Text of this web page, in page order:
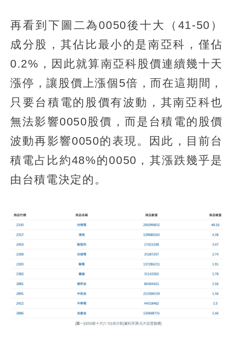
再看到下圖二為0050後十大（41-50）
成分股，其佔比最小的是南亞科，僅佔
0.2%，因此就算南亞科股價連續幾十天
漲停，讓股價上漲個5倍，而在這期間，
只要台積電的股價有波動，其南亞科也
無法影響0050股價，而是台積電的股價
波動再影響0050的表現。因此，目前台
積電占比約48%的0050，其漲跌幾乎是
由台積電決定的。